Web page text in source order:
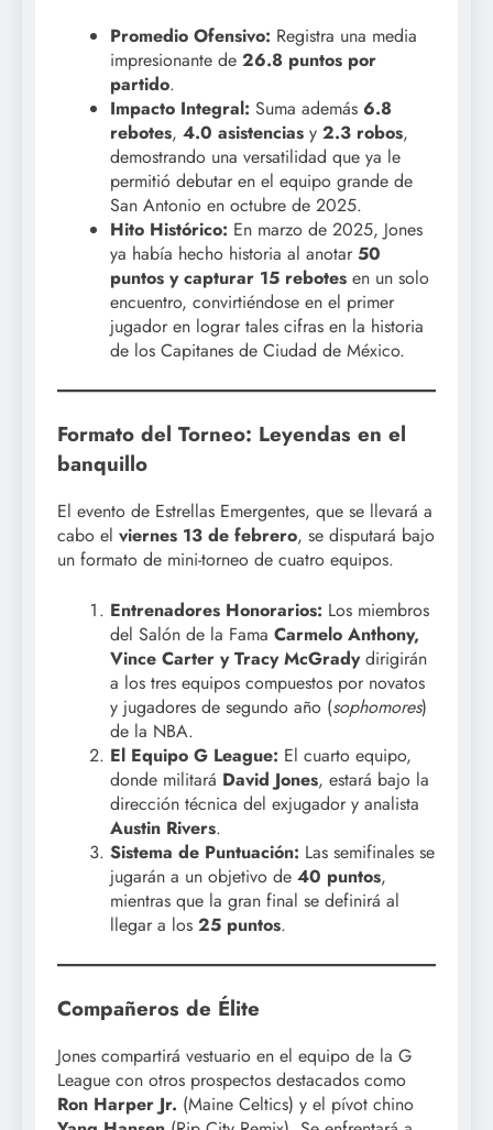
Promedio Ofensivo: Registra una media
impresionante de 26.8 puntos por
partido.
Impacto Integral: Suma además 6.8
rebotes, 4.0 asistencias y 2.3 robos,
demostrando una versatilidad que ya le
permitió debutar en el equipo grande de
San Antonio en octubre de 2025.
Hito Histórico: En marzo de 2025, Jones
ya había hecho historia al anotar 50
puntos y capturar 15 rebotes en un solo
encuentro, convirtiéndose en el primer
jugador en lograr tales cifras en la historia
de los Capitanes de Ciudad de México.
Formato del Torneo: Leyendas en el
banquillo
El evento de Estrellas Emergentes, que se llevará a
cabo el viernes 13 de febrero, se disputará bajo
un formato de mini-torneo de cuatro equipos.
Entrenadores Honorarios: Los miembros
del Salón de la Fama Carmelo Anthony,
Vince Carter y Tracy McGradydirigirán
a los tres equipos compuestos por novatos
y jugadores de segundo año (sophomores)
de la NBA.
El Equipo G League: El cuarto equipo,
donde militará David Jones, estará bajo la
dirección técnica del exjugador y analista
Austin Rivers.
Sistema de Puntuación: Las semifinales se
jugarán a un objetivo de 40 puntos,
mientras que la gran final se definirá al
llegar a los 25 puntos.
Compañeros de Élite
Jones compartirá vestuario en el equipo de la G
League con otros prospectos destacados como
Ron Harper Jr. (Maine Celtics) y el pívot chino